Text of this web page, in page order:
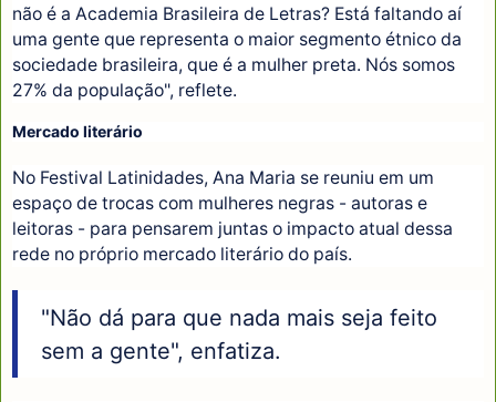
não é a Academia Brasileira de Letras? Está faltando aí
uma gente que representa o maior segmento étnico da
sociedade brasileira, que é a mulher preta. Nós somos
27% da população", reflete.
Mercado literário
No Festival Latinidades, Ana Maria se reuniu em um
espaço de trocas com mulheres negras - autoras e
leitoras - para pensarem juntas o impacto atual dessa
rede no próprio mercado literário do país.
"Não dá para que nada mais seja feito
sem a gente", enfatiza.